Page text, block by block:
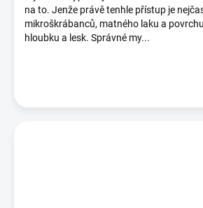
na to. Jenže právě tenhle přístup je
mikroškrábanců, matného laku a
hloubku a lesk. Správné my...